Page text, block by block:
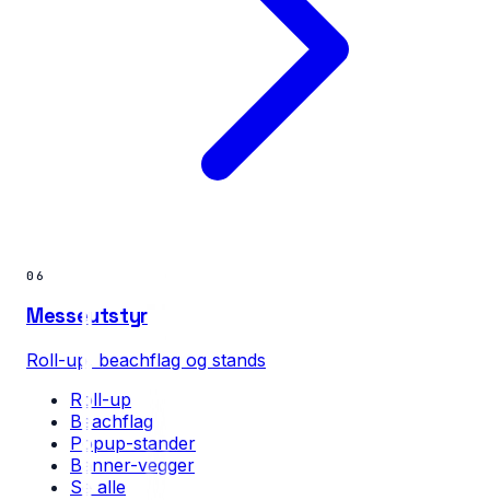
06
Messeutstyr
Roll-up, beachflag og stands
Roll-up
Beachflag
Popup-stander
Banner-vegger
Se alle